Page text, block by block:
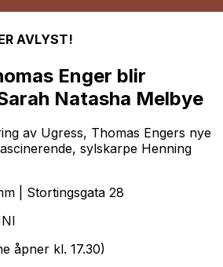
AVLYST!
Enger blir
Natasha Melbye
av Ugress, Thomas Engers nye
sylskarpe Henning
| Stortingsgata 28
åpner kl. 17.30)